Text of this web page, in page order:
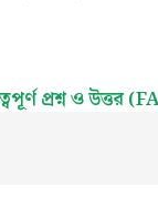
প্রশ্ন ও উত্তর